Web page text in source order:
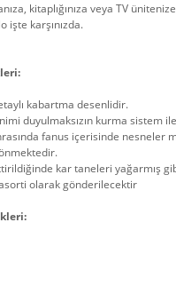
kitaplığınıza veya TV
işte karşınızda.
kabartma desenlidir.
duyulmaksızın kurma sistem
fanus içerisinde nesneler
kar taneleri yağarmış
olarak gönderilecektir